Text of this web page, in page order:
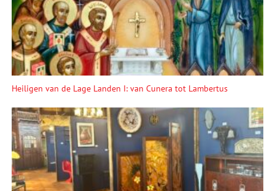
Heiligen van de Lage Landen I: van Cunera tot Lambertus